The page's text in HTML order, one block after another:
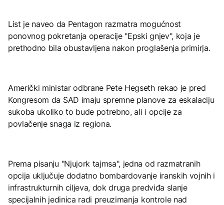
List je naveo da Pentagon razmatra mogućnost
ponovnog pokretanja operacije "Epski gnjev", koja je
prethodno bila obustavljena nakon proglašenja primirja.
Američki ministar odbrane Pete Hegseth rekao je pred
Kongresom da SAD imaju spremne planove za eskalaciju
sukoba ukoliko to bude potrebno, ali i opcije za
povlačenje snaga iz regiona.
Prema pisanju "Njujork tajmsa", jedna od razmatranih
opcija uključuje dodatno bombardovanje iranskih vojnih i
infrastrukturnih ciljeva, dok druga predviđa slanje
specijalnih jedinica radi preuzimanja kontrole nad